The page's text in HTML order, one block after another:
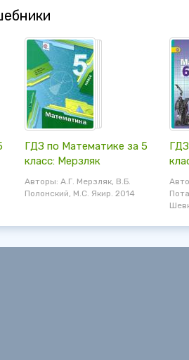
ГДЗ по Математике за 5
класс: Мерзляк
Авторы: А.Г. Мерзляк, В.Б.
Полонский, М.С. Якир. 2014